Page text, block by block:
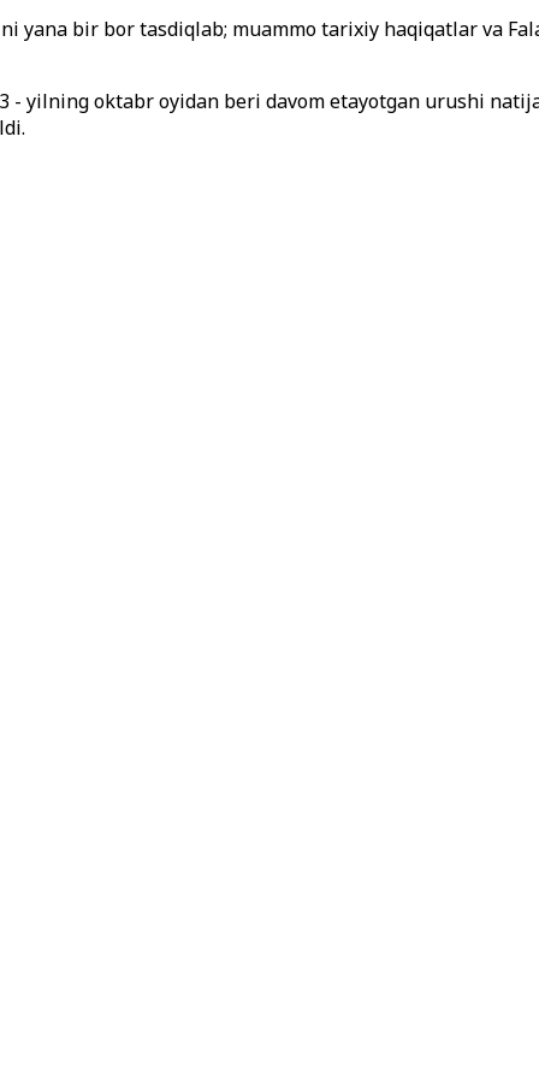
yana bir bor tasdiqlab; muammo tarixiy haqiqatlar va
- yilning oktabr oyidan beri davom etayotgan urushi